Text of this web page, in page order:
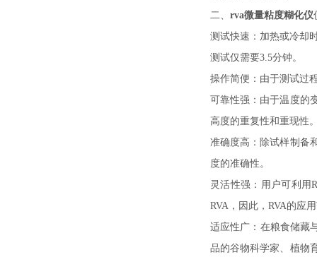
二、 rva微量粘度糊化仪
测试快速：加热或冷却
测试仅需要3.5分钟。
操作简便：由于测试过
可靠性强：由于温度的
高度的重复性和重现性
准确度高：除试样制备
度的准确性。
灵活性强：用户可利用
RVA，因此，RVA的应
适应性广：在粮食储藏
品的谷物科学家、植物